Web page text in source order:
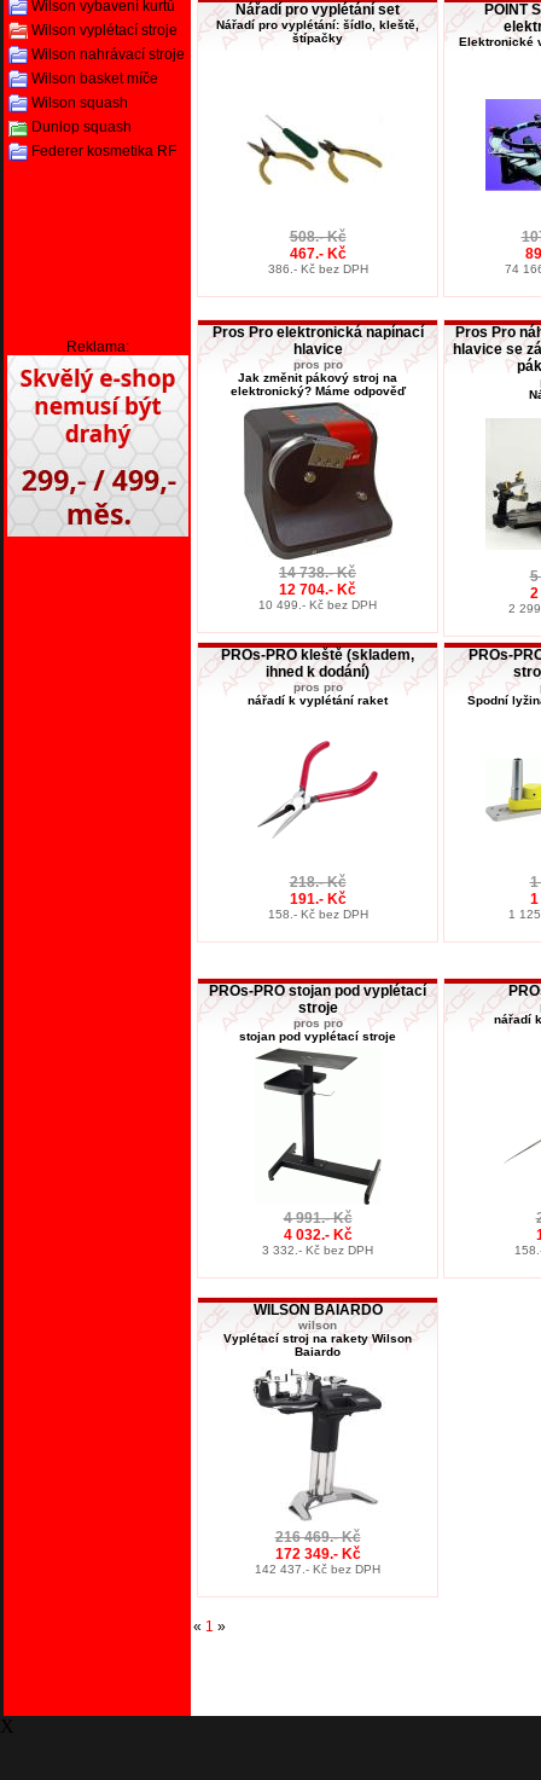
Wilson vybavení kurtů
Wilson vyplétací stroje
Wilson nahrávací stroje
Wilson basket míče
Wilson squash
Dunlop squash
Federer kosmetika RF
Reklama:
Nářadí pro vyplétání set
Nářadí pro vyplétání: šídlo, kleště,
štípačky
508.- Kč
467.- Kč
386.- Kč bez DPH
POINT
Elektronické
74
Pros Pro elektronická napínací
hlavice
pros pro
Jak změnit pákový stroj na
elektronický? Máme odpověď
14 738.- Kč
12 704.- Kč
10 499.- Kč bez DPH
Pros Pro
hlavice se
5
2
2
PROs-PRO kleště (skladem,
ihned k dodání)
pros pro
nářadí k vyplétání raket
218.- Kč
191.- Kč
158.- Kč bez DPH
PROs-
Spodní
1
1
1
PROs-PRO stojan pod vyplétací
stroje
pros pro
stojan pod vyplétací stroje
4 991.- Kč
4 032.- Kč
3 332.- Kč bez DPH
nářadí
WILSON BAIARDO
wilson
Vyplétací stroj na rakety Wilson
Baiardo
216 469.- Kč
172 349.- Kč
142 437.- Kč bez DPH
« 1 »
X